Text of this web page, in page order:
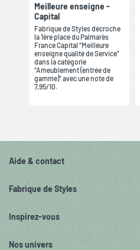
Meilleure enseigne -
Capital
Fabrique de Styles décroche
la 1ère place du Palmarès
France Capital “Meilleure
enseigne qualité de Service”
dans la catégorie
“Ameublement (entrée de
gamme)” avec une note de
7,95/10.
Aide & contact
Fabrique de Styles
Inspirez-vous
Nos univers